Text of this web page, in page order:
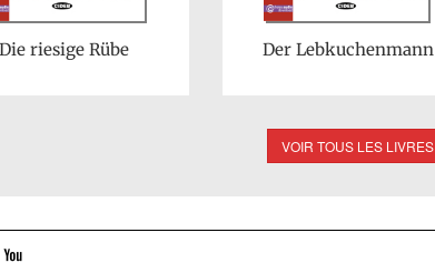
Die riesige Rübe Der Lebkuchenmann
VOIR TOUS LES LIVRES